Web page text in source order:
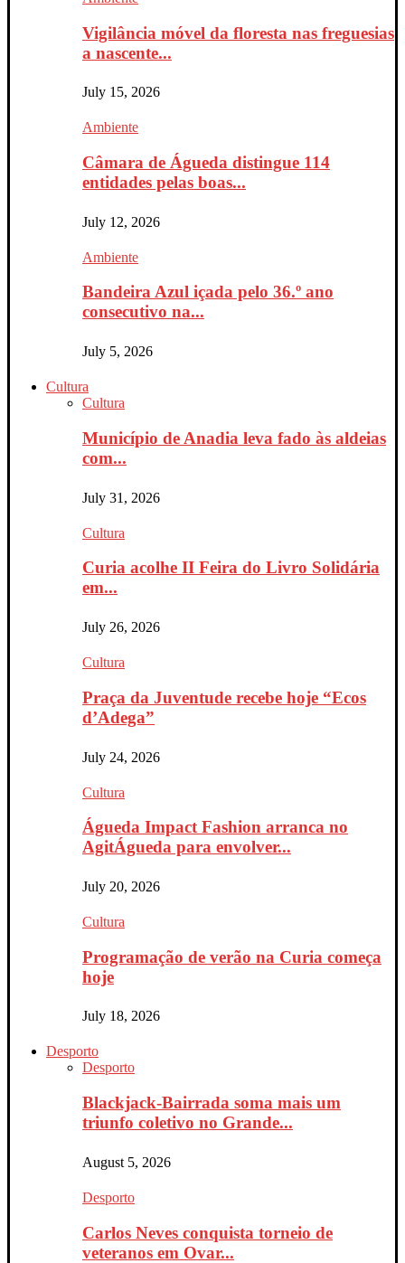
Vigilância móvel da floresta nas freguesias
a nascente...
July 15, 2026
Ambiente
Câmara de Águeda distingue 114
entidades pelas boas...
July 12, 2026
Ambiente
Bandeira Azul içada pelo 36.º ano
consecutivo na...
July 5, 2026
Cultura
Cultura
Município de Anadia leva fado às aldeias
com...
July 31, 2026
Cultura
Curia acolhe II Feira do Livro Solidária
em...
July 26, 2026
Cultura
Praça da Juventude recebe hoje “Ecos
d’Adega”
July 24, 2026
Cultura
Águeda Impact Fashion arranca no
AgitÁgueda para envolver...
July 20, 2026
Cultura
Programação de verão na Curia começa
hoje
July 18, 2026
Desporto
Desporto
Blackjack-Bairrada soma mais um
triunfo coletivo no Grande...
August 5, 2026
Desporto
Carlos Neves conquista torneio de
veteranos em Ovar...